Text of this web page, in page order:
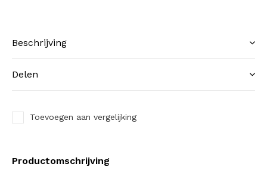
Beschrijving
Delen
Toevoegen aan vergelijking
Productomschrijving